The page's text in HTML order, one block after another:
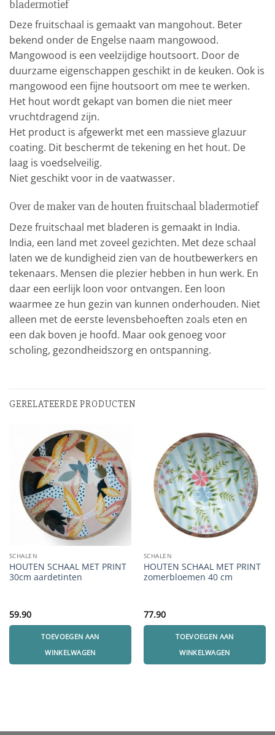
bladermotief
Deze fruitschaal is gemaakt van mangohout. Beter
bekend onder de Engelse naam mangowood.
Mangowood is een veelzijdige houtsoort. Door de
duurzame eigenschappen geschikt in de keuken. Ook is
mangowood een fijne houtsoort om mee te werken.
Het hout wordt gekapt van bomen die niet meer
vruchtdragend zijn.
Het product is afgewerkt met een massieve glazuur
coating. Dit beschermt de tekening en het hout. De
laag is voedselveilig.
Niet geschikt voor in de vaatwasser.
Over de maker van de houten fruitschaal bladermotief
Deze fruitschaal met bladeren is gemaakt in India.
India, een land met zoveel gezichten. Met deze schaal
laten we de kundigheid zien van de houtbewerkers en
tekenaars. Mensen die plezier hebben in hun werk. En
daar een eerlijk loon voor ontvangen. Een loon
waarmee ze hun gezin van kunnen onderhouden. Niet
alleen met de eerste levensbehoeften zoals eten en
een dak boven je hoofd. Maar ook genoeg voor
scholing, gezondheidszorg en ontspanning.
GERELATEERDE PRODUCTEN
SCHALEN
HOUTEN SCHAAL MET PRINT
30cm aardetinten
59.90
TOEVOEGEN AAN
WINKELWAGEN
SCHALEN
HOUTEN SCHAAL MET PRINT
zomerbloemen 40 cm
77.90
TOEVOEGEN AAN
WINKELWAGEN